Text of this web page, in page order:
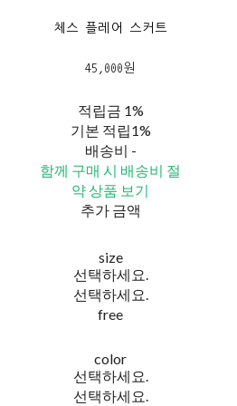
체스 플레어 스커트
45,000원
적립금 1%
기본 적립1%
배송비 -
함께 구매 시 배송비 절
약 상품 보기
추가 금액
size
선택하세요.
선택하세요.
free
color
선택하세요.
선택하세요.